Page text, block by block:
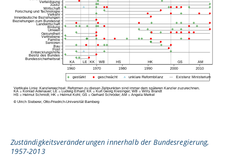
Zuständigkeitsveränderungen innerhalb der Bundesregierung,
1957-2013